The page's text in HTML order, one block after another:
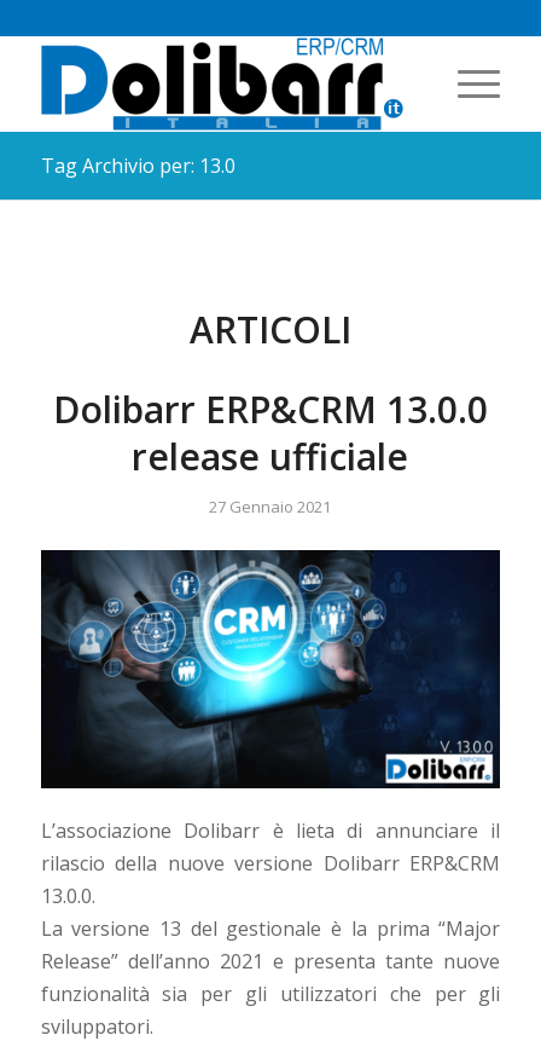
Tag Archivio per: 13.0
ARTICOLI
Dolibarr ERP&CRM 13.0.0
release ufficiale
27 Gennaio 2021
L’associazione Dolibarr è lieta di annunciare il
rilascio della nuove versione Dolibarr ERP&CRM
13.0.0.
La versione 13 del gestionale è la prima “Major
Release” dell’anno 2021 e presenta tante nuove
funzionalità sia per gli utilizzatori che per gli
sviluppatori.